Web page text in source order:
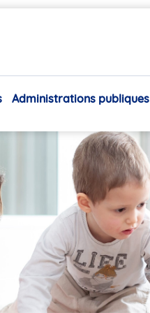
Administrations publiques